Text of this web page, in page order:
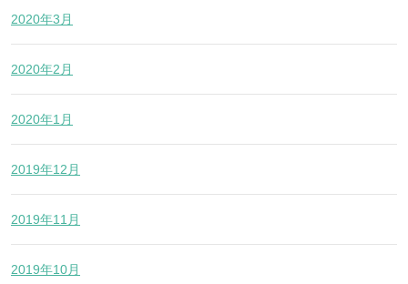
2020年3月
2020年2月
2020年1月
2019年12月
2019年11月
2019年10月